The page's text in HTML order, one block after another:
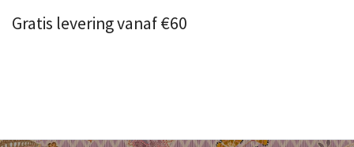
Gratis levering vanaf €60